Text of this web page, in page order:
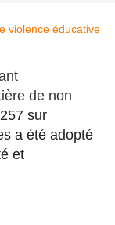
de non
sur
a été adopté
et